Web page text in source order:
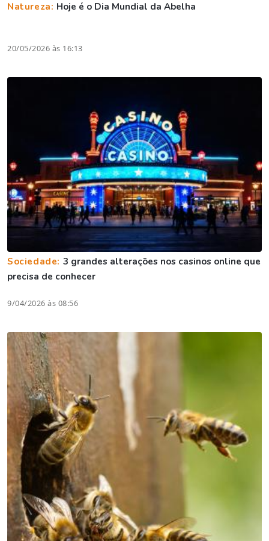
Natureza: Hoje é o Dia Mundial da Abelha
20/05/2026 às 16:13
Sociedade: 3 grandes alterações nos casinos online que
precisa de conhecer
9/04/2026 às 08:56